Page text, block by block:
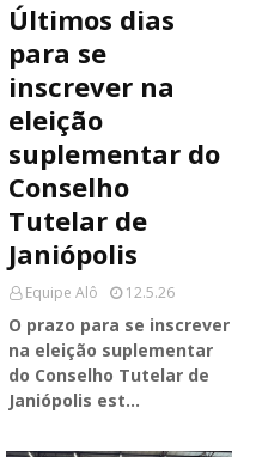
Últimos dias
para se
inscrever na
eleição
suplementar do
Conselho
Tutelar de
Janiópolis
Equipe Alô 12.5.26
O prazo para se inscrever
na eleição suplementar
do Conselho Tutelar de
Janiópolis est…